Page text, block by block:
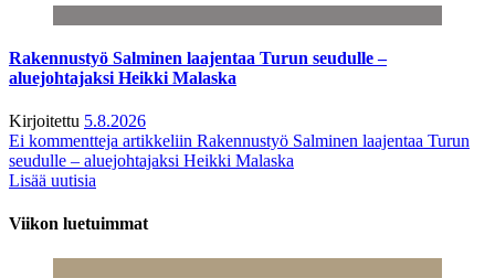
Rakennustyö Salminen laajentaa Turun seudulle –
aluejohtajaksi Heikki Malaska
Kirjoitettu 5.8.2026
Ei kommentteja artikkeliin Rakennustyö Salminen laajentaa Turun
seudulle – aluejohtajaksi Heikki Malaska
Lisää uutisia
Viikon luetuimmat